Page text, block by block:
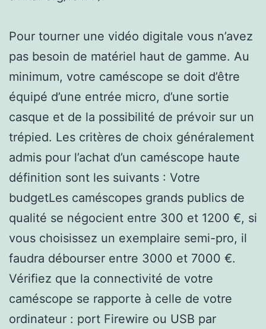
Pour tourner une vidéo digitale vous n’avez
pas besoin de matériel haut de gamme. Au
minimum, votre caméscope se doit d’être
équipé d’une entrée micro, d’une sortie
casque et de la possibilité de prévoir sur un
trépied. Les critères de choix généralement
admis pour l’achat d’un caméscope haute
définition sont les suivants : Votre
budgetLes caméscopes grands publics de
qualité se négocient entre 300 et 1200 €, si
vous choisissez un exemplaire semi-pro, il
faudra débourser entre 3000 et 7000 €.
Vérifiez que la connectivité de votre
caméscope se rapporte à celle de votre
ordinateur : port Firewire ou USB par